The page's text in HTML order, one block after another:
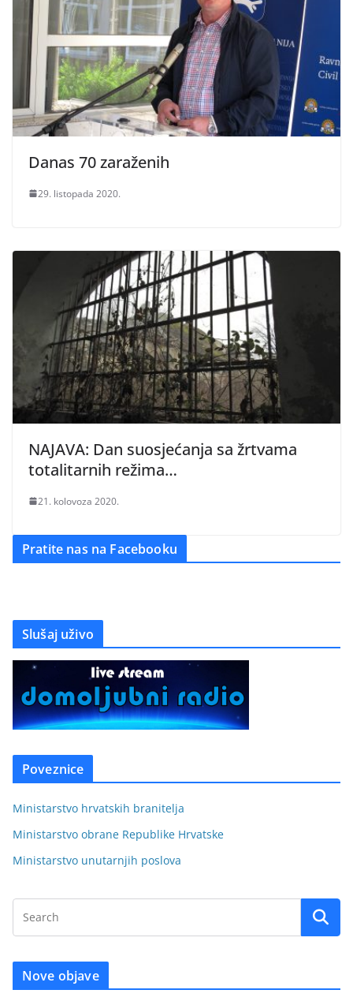
Danas 70 zaraženih
29. listopada 2020.
NAJAVA: Dan suosjećanja sa žrtvama
totalitarnih režima…
21. kolovoza 2020.
Pratite nas na Facebooku
Slušaj uživo
Poveznice
Ministarstvo hrvatskih branitelja
Ministarstvo obrane Republike Hrvatske
Ministarstvo unutarnjih poslova
Nove objave